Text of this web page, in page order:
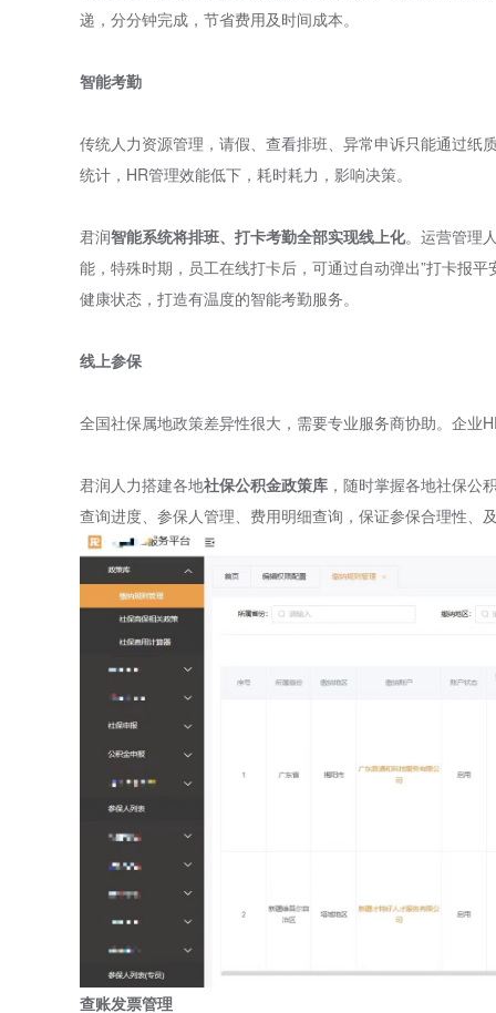
递，分分钟完成，节省费用及时间成本。
智能考勤
传统人力资源管理，请假、查看排班、异常申诉只能通过
统计，HR管理效能低下，耗时耗力，影响决策。
君润智能系统将排班、打卡考勤全部实现线上化。运营管理
能，特殊时期，员工在线打卡后，可通过自动弹出”打卡报平
健康状态，打造有温度的智能考勤服务。
线上参保
全国社保属地政策差异性很大，需要专业服务商协助。企
君润人力搭建各地社保公积金政策库 ，随时掌握各地社保公
查询进度、参保人管理、费用明细查询，保证参保合理性、
查账发票管理